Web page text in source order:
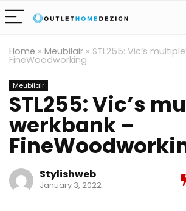
Home » Meubilair » STL255: Vic’s
FineWoodworking
Meubilair
STL255: Vic’s
werkbank –
Stylishweb
January 3, 2022